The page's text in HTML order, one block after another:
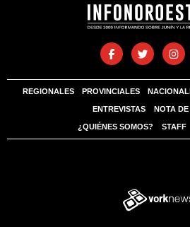
REGIONALES PROVINCIALES
ENTREVISTAS NOTA
¿QUIÉNES SOMOS? STAFF